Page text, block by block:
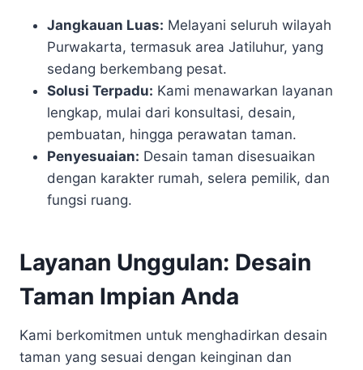
Jangkauan Luas: Melayani seluruh wilayah
Purwakarta, termasuk area Jatiluhur, yang
sedang berkembang pesat.
Solusi Terpadu: Kami menawarkan layanan
lengkap, mulai dari konsultasi, desain,
pembuatan, hingga perawatan taman.
Penyesuaian: Desain taman disesuaikan
dengan karakter rumah, selera pemilik, dan
fungsi ruang.
Layanan Unggulan: Desain
Taman Impian Anda
Kami berkomitmen untuk menghadirkan desain
taman yang sesuai dengan keinginan dan